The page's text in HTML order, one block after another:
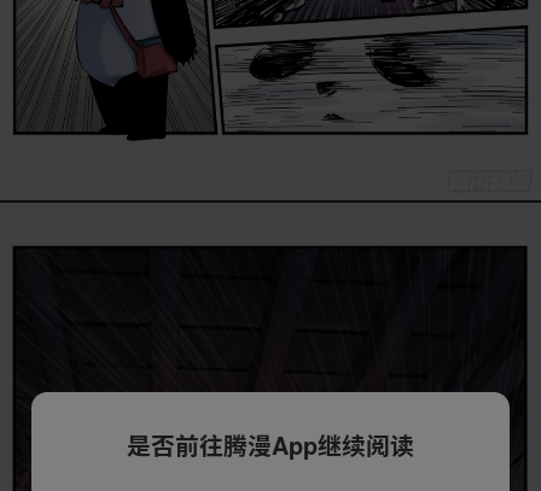
是否前往腾漫App继续阅读